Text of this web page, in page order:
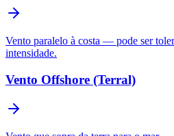
Vento paralelo à costa — pode ser
intensidade.
Vento Offshore (Terral)